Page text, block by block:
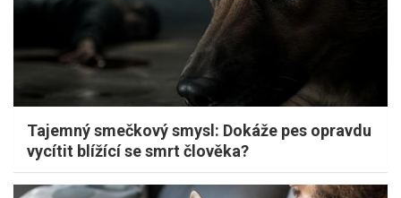
Tajemný smečkový smysl: Dokáže pes opravdu
vycítit blížící se smrt člověka?